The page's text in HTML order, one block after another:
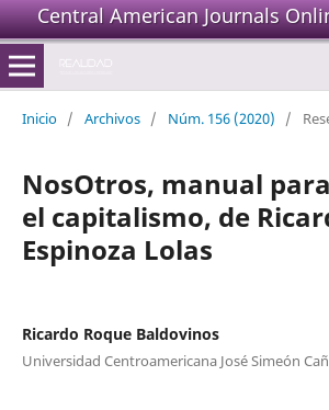
Central American Journals
Inicio / Archivos / Núm. 156 (2020) /
NosOtros, manual
el capitalismo, de
Espinoza Lolas
Ricardo Roque Baldovinos
Universidad Centroamericana José Simeón